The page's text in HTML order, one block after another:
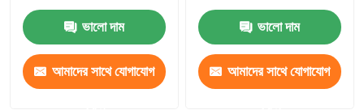
ভালো দাম
আমাদের সাথে যোগাযোগ
ভালো দাম
আমাদের সাথে যোগাযোগ